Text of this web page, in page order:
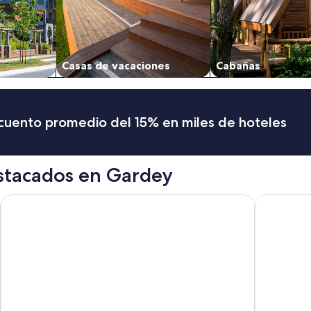
Casas de vacaciones Cabañas
promedio del 15% en miles de hoteles
en Gardey
Apart & Hotel Posta Natural HOTEL